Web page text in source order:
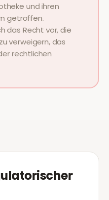
und ihren
getroffen.
das Recht vor, die
verweigern, das
rechtlichen